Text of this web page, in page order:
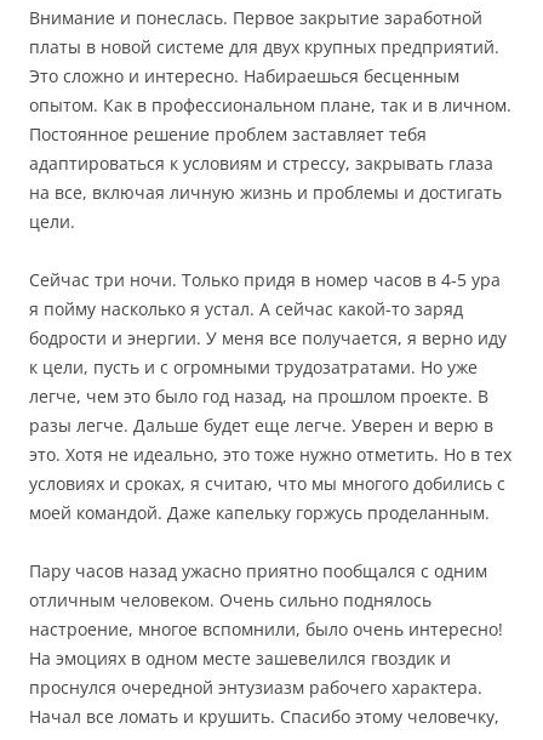
Внимание и понеслась. Первое закрытие заработной
платы в новой системе для двух крупных предприятий.
Это сложно и интересно. Набираешься бесценным
опытом. Как в профессиональном плане, так и в личном.
Постоянное решение проблем заставляет тебя
адаптироваться к условиям и стрессу, закрывать глаза
на все, включая личную жизнь и проблемы и достигать
цели.
Сейчас три ночи. Только придя в номер часов в 4-5 ура
я пойму насколько я устал. А сейчас какой-то заряд
бодрости и энергии. У меня все получается, я верно иду
к цели, пусть и с огромными трудозатратами. Но уже
легче, чем это было год назад, на прошлом проекте. В
разы легче. Дальше будет еще легче. Уверен и верю в
это. Хотя не идеально, это тоже нужно отметить. Но в тех
условиях и сроках, я считаю, что мы многого добились с
моей командой. Даже капельку горжусь проделанным.
Пару часов назад ужасно приятно пообщался с одним
отличным человеком. Очень сильно поднялось
настроение, многое вспомнили, было очень интересно!
На эмоциях в одном месте зашевелился гвоздик и
проснулся очередной энтузиазм рабочего характера.
Начал все ломать и крушить. Спасибо этому человечку,